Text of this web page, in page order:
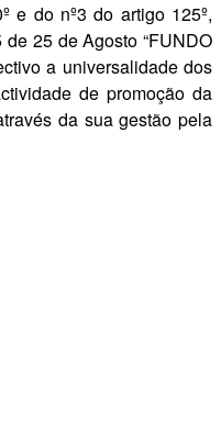
e do nº3 do artigo 125º,
25 de Agosto “FUNDO
a universalidade dos
de promoção da
da sua gestão pela